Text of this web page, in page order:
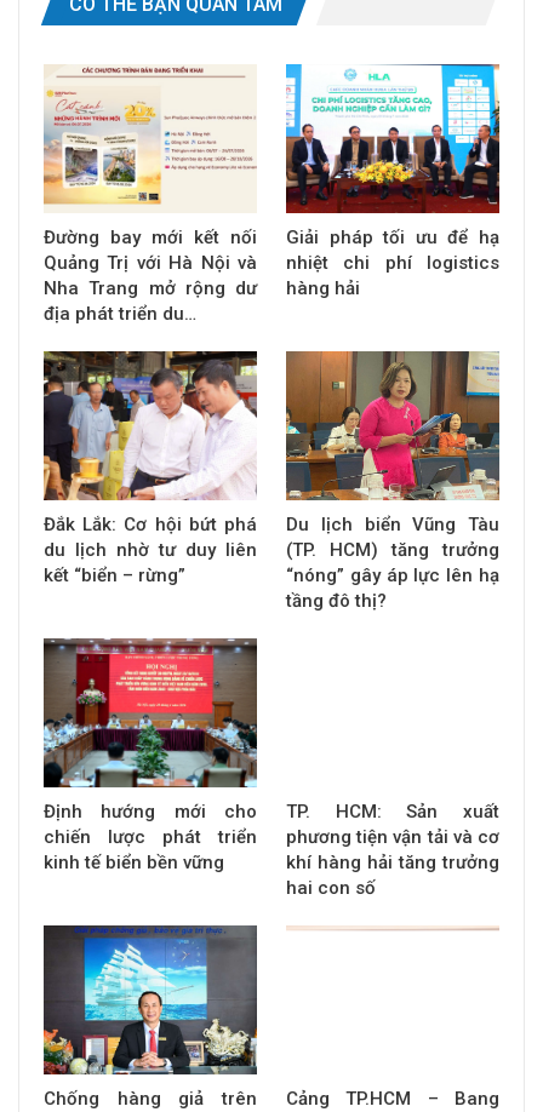
Đường bay mới kết nối
Quảng Trị với Hà Nội và
Nha Trang mở rộng dư
địa phát triển du…
Giải pháp tối ưu để hạ
nhiệt chi phí logistics
hàng hải
Đắk Lắk: Cơ hội bứt phá
du lịch nhờ tư duy liên
kết “biển – rừng”
Du lịch biển Vũng Tàu
(TP. HCM) tăng trưởng
“nóng” gây áp lực lên hạ
tầng đô thị?
Định hướng mới cho
chiến lược phát triển
kinh tế biển bền vững
TP. HCM: Sản xuất
phương tiện vận tải và cơ
khí hàng hải tăng trưởng
hai con số
Chống hàng giả trên
Cảng TP.HCM – Bang